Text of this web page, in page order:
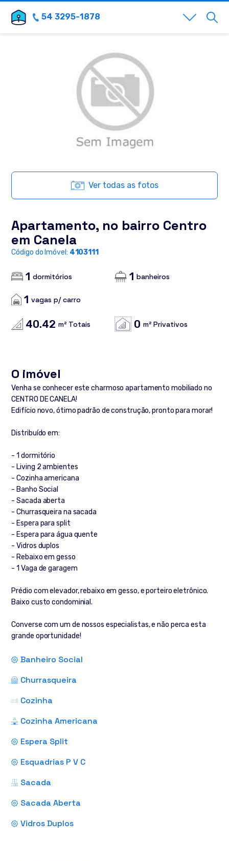
54 3295-1878
Ver todas as fotos
Apartamento, no bairro Centro
em Canela
Código do Imóvel: 4103111
1 dormitórios 1 banheiros
1 vagas p/ carro
40.42 m² Totais 0 m² Privativos
O imóvel
Venha se conhecer este charmoso apartamento mobiliado no
CENTRO DE CANELA!
Edifício novo, ótimo padrão de construção, pronto para morar!
Distribuído em:
- 1 dormitório
- Living 2 ambientes
- Cozinha americana
- Banho Social
- Sacada aberta
- Churrasqueira na sacada
- Espera para split
- Espera para água quente
- Vidros duplos
- Rebaixo em gesso
- 1 Vaga de garagem
Prédio com elevador, rebaixo em gesso, e porteiro eletrônico.
Baixo custo condominial.
Converse com um de nossos especialistas, e não perca esta
grande oportunidade!
Banheiro Social
Churrasqueira
Cozinha
Cozinha Americana
Espera Split
Esquadrias P V C
Sacada
Sacada Aberta
Vidros Duplos